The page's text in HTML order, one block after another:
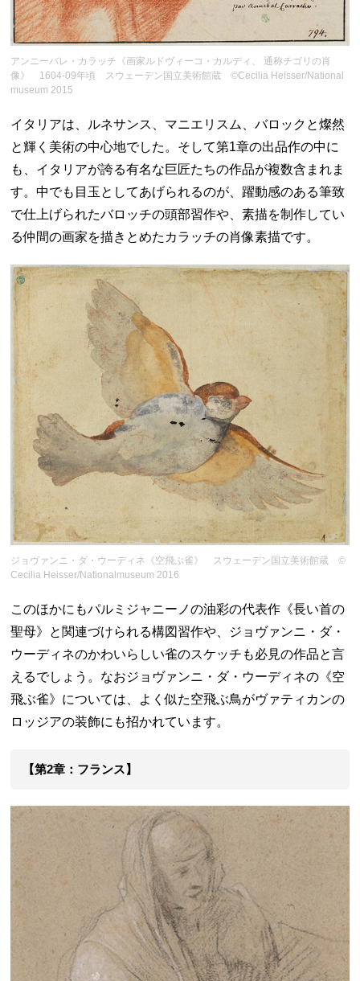
アンニーバレ・カラッチ《画家ルドヴィーコ・カルディ、 通称チゴリの肖
像》 1604-09年頃 スウェーデン国立美術館蔵 ©Cecilia Heisser/National
museum 2015
イタリアは、ルネサンス、マニエリスム、バロックと燦然
と輝く美術の中心地でした。そして第1章の出品作の中に
も、イタリアが誇る有名な巨匠たちの作品が複数含まれま
す。中でも目玉としてあげられるのが、躍動感のある筆致
で仕上げられたバロッチの頭部習作や、素描を制作してい
る仲間の画家を描きとめたカラッチの肖像素描です。
ジョヴァンニ・ダ・ウーディネ《空飛ぶ雀》 スウェーデン国立美術館蔵 ©
Cecilia Heisser/Nationalmuseum 2016
このほかにもパルミジャニーノの油彩の代表作《長い首の
聖母》と関連づけられる構図習作や、ジョヴァンニ・ダ・
ウーディネのかわいらしい雀のスケッチも必見の作品と言
えるでしょう。なおジョヴァンニ・ダ・ウーディネの《空
飛ぶ雀》については、よく似た空飛ぶ鳥がヴァティカンの
ロッジアの装飾にも招かれています。
【第2章：フランス】